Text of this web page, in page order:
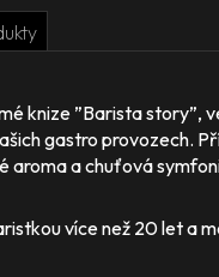
knize ”Barista
gastro provozech.
aroma a chuťová
více než 20 let a